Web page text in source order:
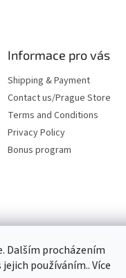
Dalším procházením
používáním.. Více
Informace pro vás
Shipping & Payment
Contact us/Prague Store
Terms and Conditions
Privacy Policy
Bonus program